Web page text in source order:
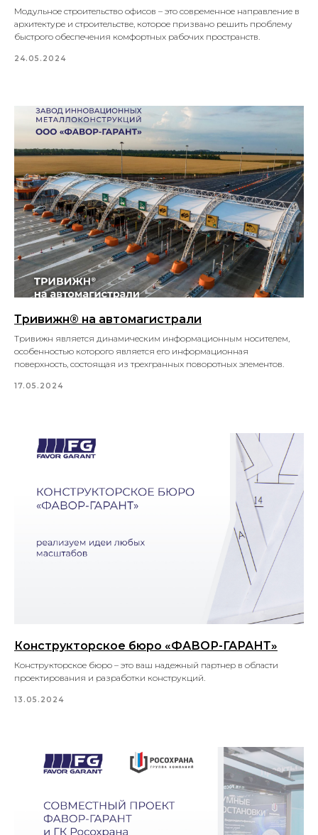
Модульное строительство офисов – это современное направление в
архитектуре и строительстве, которое призвано решить проблему
быстрого обеспечения комфортных рабочих пространств.
24.05.2024
Тривижн® на автомагистрали
Тривижн является динамическим информационным носителем,
особенностью которого является его информационная
поверхность, состоящая из трехгранных поворотных элементов.
17.05.2024
Конструкторское бюро «ФАВОР-ГАРАНТ»
Конструкторское бюро – это ваш надежный партнер в области
проектирования и разработки конструкций.
13.05.2024